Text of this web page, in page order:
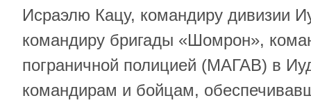
Исраэлю Кацу, командиру дивизии
командиру бригады «Шомрон»,
пограничной полицией (МАГАВ) в
командирам и бойцам,